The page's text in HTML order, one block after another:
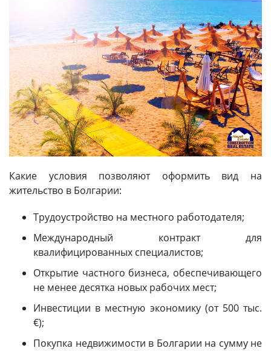
Какие условия позволяют оформить вид на
жительство в Болгарии:
Трудоустройство на местного работодателя;
Международный контракт для
квалифицированных специалистов;
Открытие частного бизнеса, обеспечивающего
не менее десятка новых рабочих мест;
Инвестиции в местную экономику (от 500 тыс.
€);
Покупка недвижимости в Болгарии на сумму не